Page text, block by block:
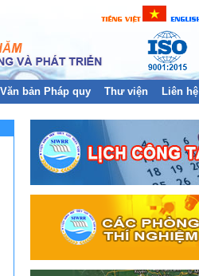
Văn bản Pháp quy Thư viện Liên hệ